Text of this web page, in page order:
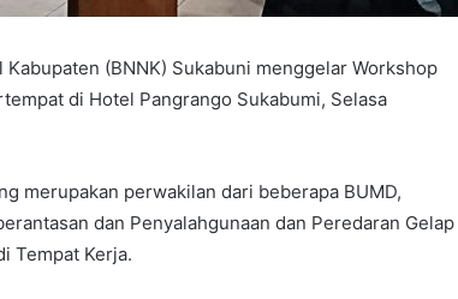
(BNNK) Sukabuni menggelar Workshop
di Hotel Pangrango Sukabumi, Selasa
merupakan perwakilan dari beberapa BUMD,
dan Penyalahgunaan dan Peredaran Gelap
Tempat Kerja.